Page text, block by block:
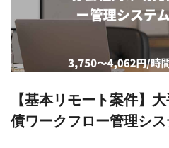
【基本リモート案件】
債ワークフロー管理シ